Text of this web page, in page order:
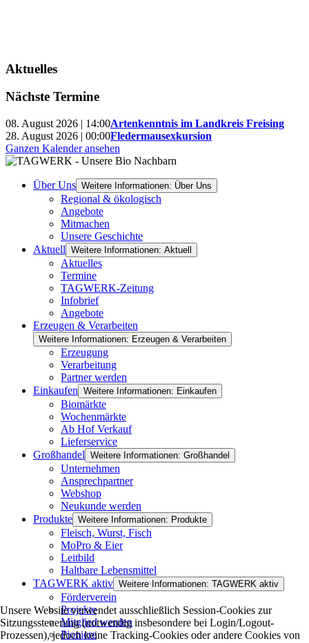
Aktuelles
Nächste Termine
08. August 2026 | 14:00Artenkenntnis im Landkreis Freising
28. August 2026 | 00:00Fledermausexkursion
Ganzen Kalender ansehen
Über Uns Weitere Informationen: Über Uns
Regional & ökologisch
Angebote
Mitmachen
Unsere Geschichte
Aktuell Weitere Informationen: Aktuell
Aktuelles
Termine
TAGWERK-Zeitung
Infobrief
Angebote
Erzeugen & Verarbeiten
Weitere Informationen: Erzeugen & Verarbeiten
Erzeugung
Verarbeitung
Partner werden
Einkaufen Weitere Informationen: Einkaufen
Biomärkte
Wochenmärkte
Ab Hof Verkauf
Lieferservice
Großhandel Weitere Informationen: Großhandel
Unternehmen
Ansprechpartner
Webshop
Neukunde werden
Produkte Weitere Informationen: Produkte
Fleisch, Wurst, Fisch
MoPro & Eier
Leitbild
Haltbare Lebensmittel
TAGWERK aktiv Weitere Informationen: TAGWERK aktiv
Förderverein
Projekte
Mitglied werden
Pioniere
Unsere Website verwendet ausschließlich Session-Cookies zur
Sitzungssteuerung (notwendig insbesondere bei Login/Logout-
Prozessen), jedoch keine Tracking-Cookies oder andere Cookies von